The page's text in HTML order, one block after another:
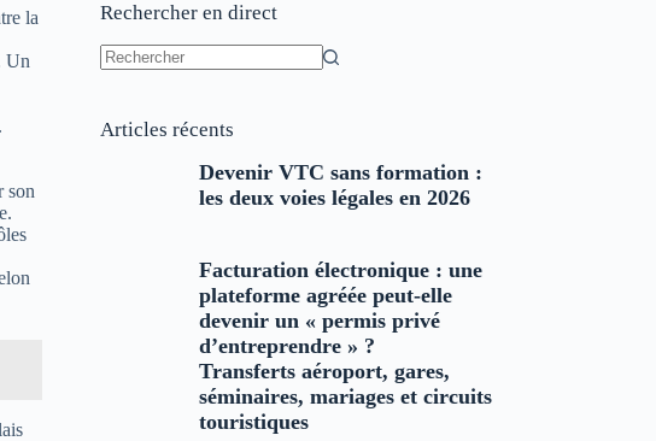
la
Un
son
Rechercher en direct
Articles récents
Devenir VTC sans formation :
les deux voies légales en 2026
Facturation électronique : une
plateforme agréée peut-elle
devenir un « permis privé
d’entreprendre » ?
Transferts aéroport, gares,
séminaires, mariages et circuits
touristiques